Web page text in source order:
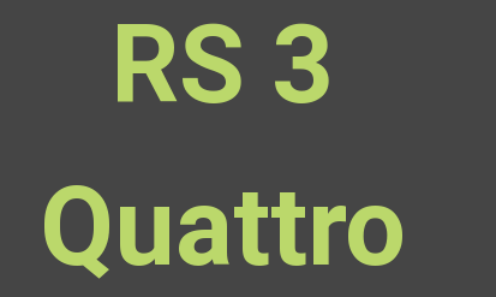
RS 3
Quattro